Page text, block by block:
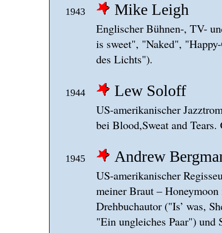
1943 Mike Leigh
Englischer Bühnen-, TV-
is sweet", "Naked",
des Lichts").
1944 Lew Soloff
US-amerikanischer
bei Blood,Sweat and Tears.
1945 Andrew
US-amerikanischer
meiner Braut –
Drehbuchautor ("Is’ was,
"Ein ungleiches Paar") und